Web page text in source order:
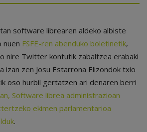
software librearen aldeko albiste
nuen FSFE-ren abenduko boletinetik,
nire Twitter kontutik zabaltzea erabaki
izan zen Josu Estarrona Elizondok txio
oso hurbil gertatzen ari denaren berri
Software librea administrazioan
ekimen parlamentarioa
.